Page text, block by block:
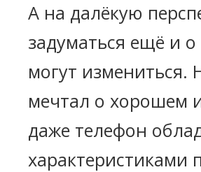
А на далёкую
задуматься ещё и
могут измениться.
мечтал о хорошем
даже телефон
характеристиками